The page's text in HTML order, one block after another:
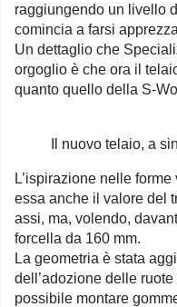
raggiungendo un livello
comincia a farsi
Un dettaglio che
orgoglio è che ora il
quanto quello della S-
Il nuovo telaio, a
L’ispirazione nelle
essa anche il valore del
assi, ma, volendo,
forcella da 160 mm.
La geometria è stata
dell’adozione delle
possibile montare